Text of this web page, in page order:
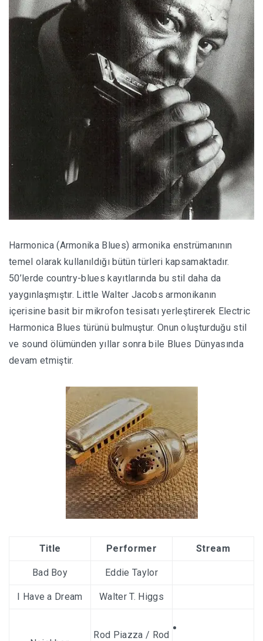
Harmonica (Armonika Blues) armonika enstrümanının
temel olarak kullanıldığı bütün türleri kapsamaktadır.
50’lerde country-blues kayıtlarında bu stil daha da
yaygınlaşmıştır. Little Walter Jacobs armonikanın
içerisine basit bir mikrofon tesisatı yerleştirerek Electric
Harmonica Blues türünü bulmuştur. Onun oluşturduğu stil
ve sound ölümünden yıllar sonra bile Blues Dünyasında
devam etmiştir.
Title Performer Stream
Bad Boy Eddie Taylor
I Have a Dream Walter T. Higgs
Rod Piazza / Rod